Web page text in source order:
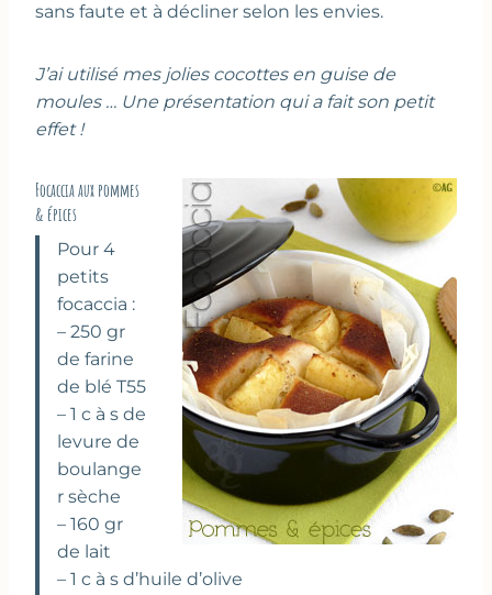
sans faute et à décliner selon les envies.
J’ai utilisé mes jolies cocottes en guise de
moules … Une présentation qui a fait son petit
effet !
Focaccia aux pommes
& épices
Pour 4
petits
focaccia :
– 250 gr
de farine
de blé T55
– 1 c à s de
levure de
boulange
r sèche
– 160 gr
de lait
– 1 c à s d’huile d’olive